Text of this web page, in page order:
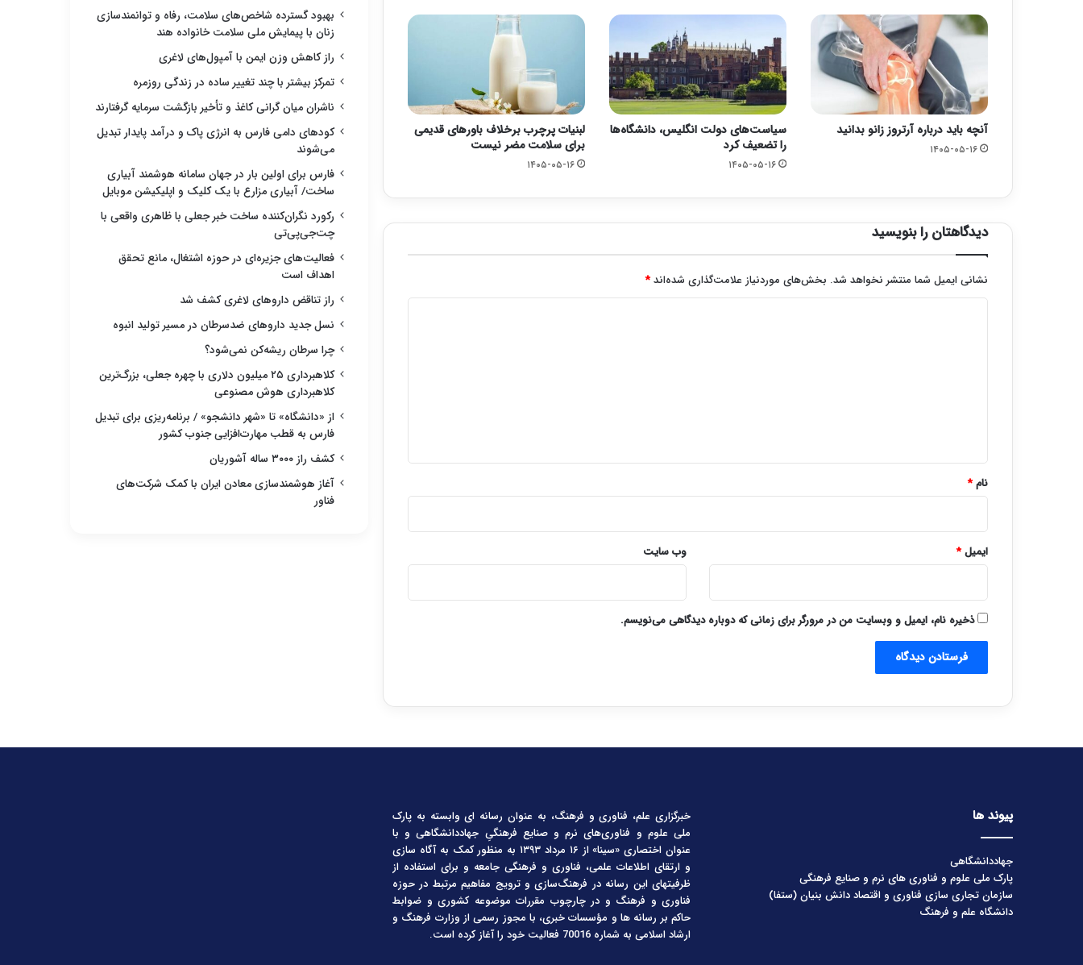
آنچه باید درباره آرتروز زانو بدانید
۱۴۰۵-۰۵-۱۶
سیاست‌های دولت انگلیس، دانشگاه‌ها
را تضعیف کرد
۱۴۰۵-۰۵-۱۶
لبنیات پرچرب برخلاف باورهای قدیمی
برای سلامت مضر نیست
۱۴۰۵-۰۵-۱۶
دیدگاهتان را بنویسید
نشانی ایمیل شما منتشر نخواهد شد. بخش‌های موردنیاز علامت‌گذاری شده‌اند*
نام*
ایمیل* وب‌ سایت
ذخیره نام، ایمیل و وبسایت من در مرورگر برای زمانی که دوباره دیدگاهی می‌نویسم.
بهبود گسترده شاخص‌های سلامت، رفاه و توانمندسازی
زنان با پیمایش ملی سلامت خانواده هند
راز کاهش وزن ایمن با آمپول‌های لاغری
تمرکز بیشتر با چند تغییر ساده در زندگی روزمره
ناشران میان گرانی کاغذ و تأخیر بازگشت سرمایه گرفتارند
کودهای دامی فارس به انرژی پاک و درآمد پایدار تبدیل
می‌شوند
فارس برای اولین بار در جهان سامانه هوشمند آبیاری
ساخت/ آبیاری مزارع با یک کلیک و اپلیکیشن موبایل
رکورد نگران‌کننده ساخت خبر جعلی با ظاهری واقعی با
چت‌جی‌پی‌تی
فعالیت‌های جزیره‌ای در حوزه اشتغال، مانع تحقق
اهداف است
راز تناقض داروهای لاغری کشف شد
نسل جدید داروهای ضدسرطان در مسیر تولید انبوه
چرا سرطان ریشه‌کن نمی‌شود؟
کلاهبرداری ۲۵ میلیون دلاری با چهره جعلی، بزرگ‌ترین
کلاهبرداری هوش مصنوعی
از «دانشگاه» تا «شهر دانشجو» / برنامه‌ریزی برای تبدیل
فارس به قطب مهارت‌افزایی جنوب کشور
کشف راز ۳۰۰۰ ساله آشوریان
آغاز هوشمندسازی معادن ایران با کمک شرکت‌های
فناور
پیوند ها
جهاددانشگاهی
پارک ملی علوم و فناوری های نرم و صنایع فرهنگی
سازمان تجاری سازی فناوری و اقتصاد دانش بنیان (ستفا)
دانشگاه علم و فرهنگ
خبرگزاری علم، فناوری و فرهنگ، به عنوان رسانه ای وابسته به پارک
ملی علوم و فناوری‌های نرم و صنایع فرهنگیِ جهاددانشگاهی و با
عنوان اختصاری «سینا» از ۱۶ مرداد ۱۳۹۳ به منظور کمک به آگاه سازی
و ارتقای اطلاعات علمی، فناوری و فرهنگی جامعه و برای استفاده از
ظرفیتهای این رسانه در فرهنگ‌سازی و ترویج مفاهیم مرتبط در حوزه
فناوری و فرهنگ و در چارچوب مقررات موضوعه کشوری و ضوابط
حاکم بر رسانه ها و مؤسسات خبری، با مجوز رسمی از وزارت فرهنگ و
ارشاد اسلامی به شماره 70016 فعالیت خود را آغاز کرده است.